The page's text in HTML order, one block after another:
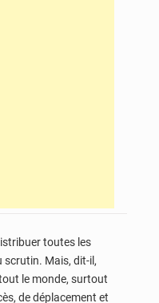
toutes les
scrutin. Mais, dit-il,
le monde, surtout
de déplacement et